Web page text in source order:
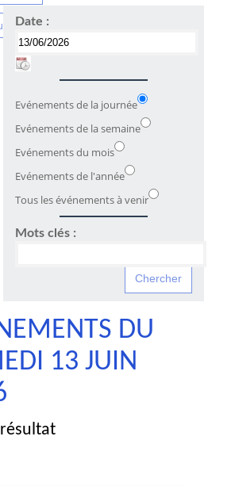
Date :
Evénements de la journée
Evénements de la semaine
Evénements du mois
Evénements de l'année
Tous les événements à venir
Mots clés :
DU
13 JUIN